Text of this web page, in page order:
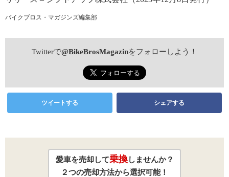
バイクブロス・マガジンズ編集部
Twitterで@BikeBrosMagazinをフォローしよう！
ツイートする シェアする
愛車を売却して乗換しませんか？
２つの売却方法から選択可能！